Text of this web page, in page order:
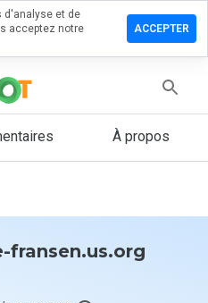
À propos
fransen.us.org
d'analyse et de
acceptez notre
ACCEPTER